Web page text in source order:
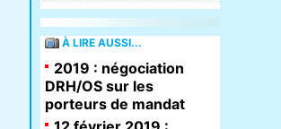
À LIRE AUSSI...
2019 : négociation
DRH/OS sur les
porteurs de mandat